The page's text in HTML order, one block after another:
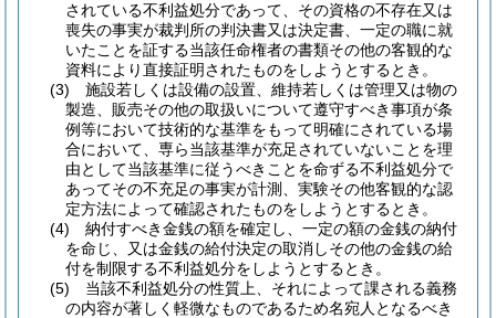
されている不利益処分であって、その資格の不存在又は
喪失の事実が裁判所の判決書又は決定書、一定の職に就
いたことを証する当該任命権者の書類その他の客観的な
資料により直接証明されたものをしようとするとき。
(3)
施設若しくは設備の設置、維持若しくは管理又は物の
製造、販売その他の取扱いについて遵守すべき事項が条
例等において技術的な基準をもって明確にされている場
合において、専ら当該基準が充足されていないことを理
由として当該基準に従うべきことを命ずる不利益処分で
あってその不充足の事実が計測、実験その他客観的な認
定方法によって確認されたものをしようとするとき。
(4)
納付すべき金銭の額を確定し、一定の額の金銭の納付
を命じ、又は金銭の給付決定の取消しその他の金銭の給
付を制限する不利益処分をしようとするとき。
(5)
当該不利益処分の性質上、それによって課される義務
の内容が著しく軽微なものであるため名宛人となるべき